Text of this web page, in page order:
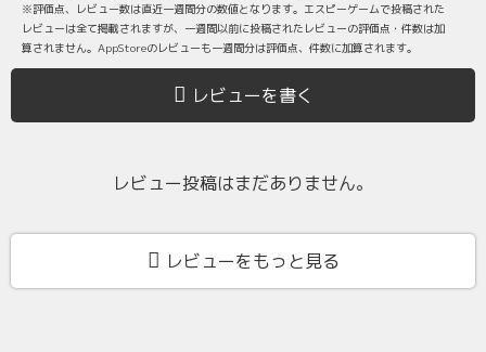
※評価点、レビュー数は直近一週間分の数値となります。エスピーゲームで投稿された
レビューは全て掲載されますが、一週間以前に投稿されたレビューの評価点・件数は加
算されません。AppStoreのレビューも一週間分は評価点、件数に加算されます。
レビューを書く
レビュー投稿はまだありません。
レビューをもっと見る